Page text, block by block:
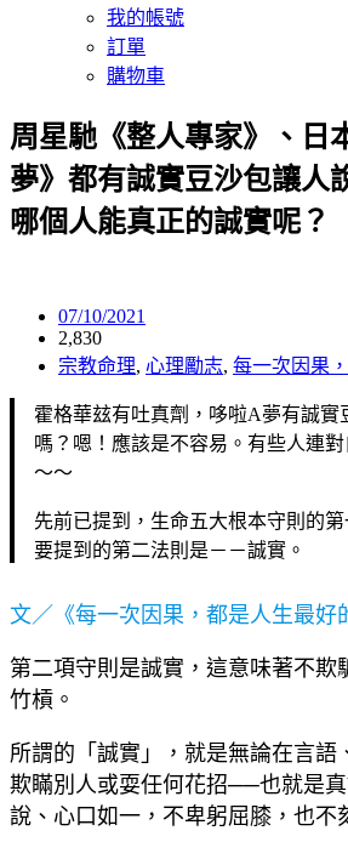
我的帳號
訂單
購物車
周星馳《整人專家》、日
夢》都有誠實豆沙包讓人
哪個人能真正的誠實呢？
07/10/2021
2,830
宗教命理, 心理勵志, 每一次因果
霍格華玆有吐真劑，哆啦A夢有誠實
嗎？嗯！應該是不容易。有些人連
～～
先前已提到，生命五大根本守則的
要提到的第二法則是－－誠實。
文／《每一次因果，都是人生最好
第二項守則是誠實，這意味著不欺
竹槓。
所謂的「誠實」，就是無論在言語
欺瞞別人或耍任何花招──也就是
說、心口如一，不卑躬屈膝，也不